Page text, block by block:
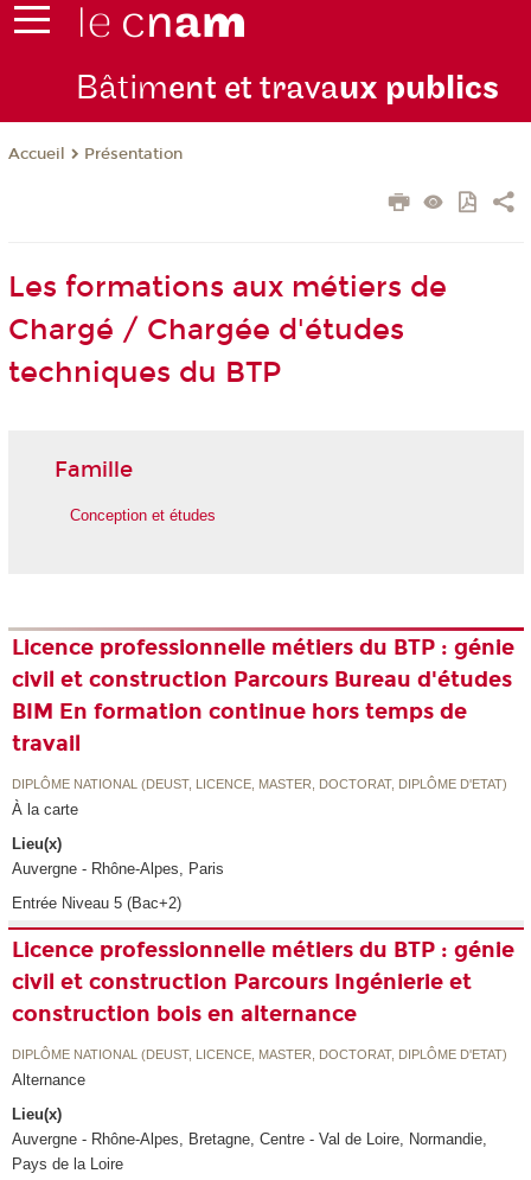
Bâtiment et travaux publics
Accueil Présentation
Les formations aux métiers de
Chargé / Chargée d'études
techniques du BTP
Famille
Conception et études
Licence professionnelle métiers du BTP : génie
civil et construction Parcours Bureau d'études
BIM En formation continue hors temps de
travail
DIPLÔME NATIONAL (DEUST, LICENCE, MASTER, DOCTORAT, DIPLÔME D'ETAT)
À la carte
Lieu(x)
Auvergne - Rhône-Alpes, Paris
Entrée Niveau 5 (Bac+2)
Licence professionnelle métiers du BTP : génie
civil et construction Parcours Ingénierie et
construction bois en alternance
DIPLÔME NATIONAL (DEUST, LICENCE, MASTER, DOCTORAT, DIPLÔME D'ETAT)
Alternance
Lieu(x)
Auvergne - Rhône-Alpes, Bretagne, Centre - Val de Loire, Normandie,
Pays de la Loire